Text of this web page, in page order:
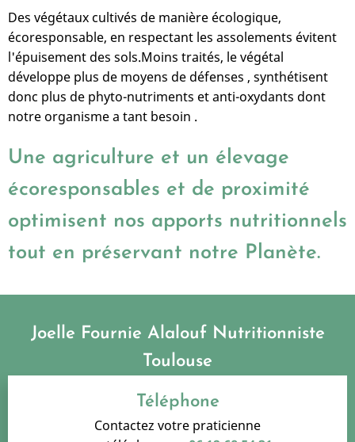
Des végétaux cultivés de manière écologique,
écoresponsable, en respectant les assolements évitent
l'épuisement des sols.Moins traités, le végétal
développe plus de moyens de défenses , synthétisent
donc plus de phyto-nutriments et anti-oxydants dont
notre organisme a tant besoin .
Une agriculture et un élevage
écoresponsables et de proximité
optimisent nos apports nutritionnels
tout en préservant notre Planète.
Joelle Fournie Alalouf Nutritionniste
Toulouse
Téléphone
Contactez votre praticienne